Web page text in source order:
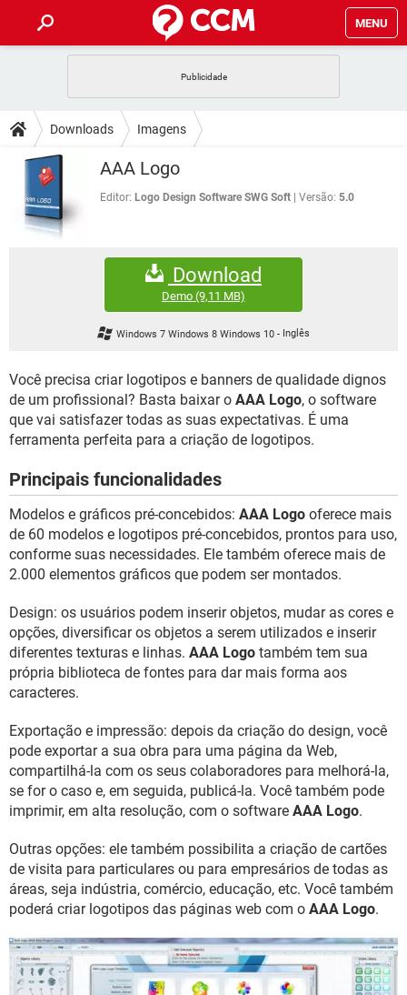
MENU
CELULAR
OUTLOOK
INSTAGRAM GMAIL
GUIA DE COMPRAS
DICAS
JOGOS
CELULAR
OUTLOOK
DOWNLOADS
JOGOS WHATSAPP
CELULAR
EXCEL
GMAIL
FÓRUM
FACEBOOK
EXCEL
GMAIL
WHATSAPP
INSTAGRAM GMAIL
GUIA DE COMPRAS
Downloads Imagens
AAA Logo
Editor: Logo Design Software SWG Soft Versão: 5.0
Download
Demo (9,11 MB)
Windows 7 Windows 8 Windows 10 - Inglês
Você precisa criar logotipos e banners de qualidade dignos
de um profissional? Basta baixar o AAA Logo, o software
que vai satisfazer todas as suas expectativas. É uma
ferramenta perfeita para a criação de logotipos.
Principais funcionalidades
Modelos e gráficos pré-concebidos: AAA Logo oferece mais
de 60 modelos e logotipos pré-concebidos, prontos para uso,
conforme suas necessidades. Ele também oferece mais de
2.000 elementos gráficos que podem ser montados.
Design: os usuários podem inserir objetos, mudar as cores e
opções, diversificar os objetos a serem utilizados e inserir
diferentes texturas e linhas. AAA Logo também tem sua
própria biblioteca de fontes para dar mais forma aos
caracteres.
Exportação e impressão: depois da criação do design, você
pode exportar a sua obra para uma página da Web,
compartilhá-la com os seus colaboradores para melhorá-la,
se for o caso e, em seguida, publicá-la. Você também pode
imprimir, em alta resolução, com o software AAA Logo.
Outras opções: ele também possibilita a criação de cartões
de visita para particulares ou para empresários de todas as
áreas, seja indústria, comércio, educação, etc. Você também
poderá criar logotipos das páginas web com o AAA Logo.